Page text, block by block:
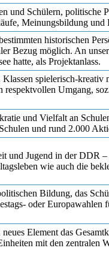
und Schülern, politische
Meinungsbildung
historischen
Bezug möglich. An
hatte, als Projektanlass.
spielerisch-
Umgang,
und Vielfalt an
und rund 2.000
Jugend in der DDR
wie auch die
Bildung, das
oder
Element das
mit den zentralen